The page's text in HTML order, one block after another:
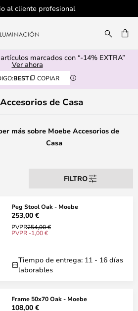
al cliente profesional
marcados con “-14% EXTRA”
Ver ahora
BEST COPIAR
de Casa
más sobre Moebe Accesorios de
Casa
FILTRO
Peg Stool Oak - Moebe
253,00 €
PVPR254,00 €
PVPR -1,00 €
Tiempo de entrega: 11 - 16 días
laborables
Frame 50x70 Oak - Moebe
108,00 €